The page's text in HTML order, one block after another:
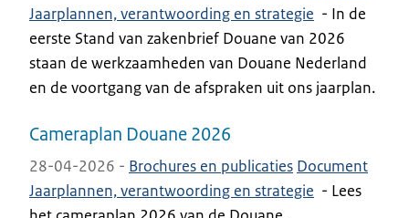
Jaarplannen, verantwoording en strategie - In de
eerste Stand van zakenbrief Douane van 2026
staan de werkzaamheden van Douane Nederland
en de voortgang van de afspraken uit ons jaarplan.
Cameraplan Douane 2026
28-04-2026 - Brochures en publicaties Document
Jaarplannen, verantwoording en strategie - Lees